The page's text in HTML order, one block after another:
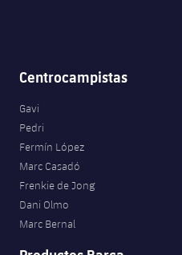
Centrocampistas
Gavi
Pedri
Fermín López
Marc Casadó
Frenkie de Jong
Dani Olmo
Marc Bernal